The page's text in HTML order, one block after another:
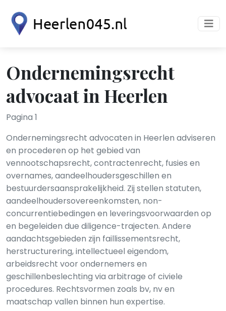
Ondernemingsrecht
advocaat in Heerlen
Pagina 1
Ondernemingsrecht advocaten in Heerlen adviseren
en procederen op het gebied van
vennootschapsrecht, contractenrecht, fusies en
overnames, aandeelhoudersgeschillen en
bestuurdersaansprakelijkheid. Zij stellen statuten,
aandeelhoudersovereenkomsten, non-
concurrentiebedingen en leveringsvoorwaarden op
en begeleiden due diligence-trajecten. Andere
aandachtsgebieden zijn faillissementsrecht,
herstructurering, intellectueel eigendom,
arbeidsrecht voor ondernemers en
geschillenbeslechting via arbitrage of civiele
procedures. Rechtsvormen zoals bv, nv en
maatschap vallen binnen hun expertise.